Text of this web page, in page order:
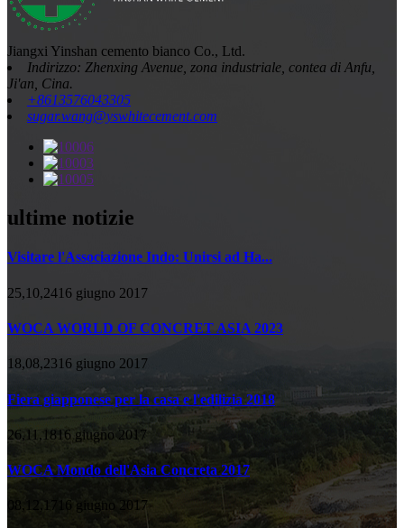
Jiangxi Yinshan cemento bianco Co., Ltd.
Indirizzo: Zhenxing Avenue, zona industriale, contea di Anfu,
Ji'an, Cina.
+8613576043305
sugar.wang@yswhitecement.com
ultime notizie
Visitare l'Associazione Indo: Unirsi ad Ha...
25,10,2416 giugno 2017
WOCA WORLD OF CONCRET ASIA 2023
18,08,2316 giugno 2017
Fiera giapponese per la casa e l'edilizia 2018
26,11,1816 giugno 2017
WOCA Mondo dell'Asia Concreta 2017
08,12,1716 giugno 2017